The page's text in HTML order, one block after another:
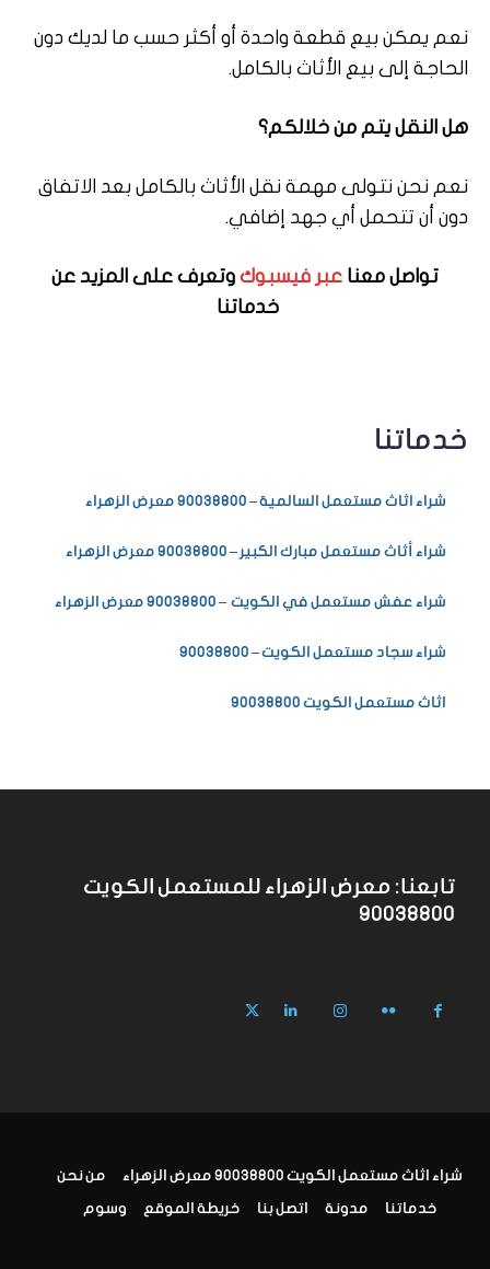
خدماتنا
شراء اثاث مستعمل السالمية – 90038800 معرض الزهراء
شراء أثاث مستعمل مبارك الكبير – 90038800 معرض الزهراء
شراء عفش مستعمل في الكويت – 90038800 معرض الزهراء
شراء سجاد مستعمل الكويت – 90038800
اثاث مستعمل الكويت 90038800
نعم يمكن بيع قطعة واحدة أو أكثر حسب ما لديك دون
الحاجة إلى بيع الأثاث بالكامل.
هل النقل يتم من خلالكم؟
نعم نحن نتولى مهمة نقل الأثاث بالكامل بعد الاتفاق
دون أن تتحمل أي جهد إضافي.
تواصل معنا عبر فيسبوك وتعرف على المزيد عن
خدماتنا
تابعنا: معرض الزهراء للمستعمل الكويت
90038800
شراء اثاث مستعمل الكويت 90038800 معرض الزهراء من نحن
خدماتنا مدونة اتصل بنا خريطة الموقع وسوم